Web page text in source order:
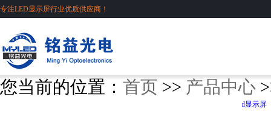
专注LED显示屏行业优质供应商！
您当前的位置： 首页 >> 产品中心
户外P5租赁led显示屏